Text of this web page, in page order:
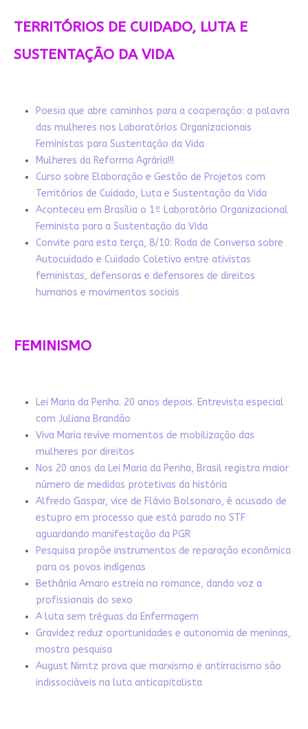
TERRITÓRIOS DE CUIDADO, LUTA E
SUSTENTAÇÃO DA VIDA
Poesia que abre caminhos para a cooperação: a palavra
das mulheres nos Laboratórios Organizacionais
Feministas para Sustentação da Vida
Mulheres da Reforma Agrária!!!
Curso sobre Elaboração e Gestão de Projetos com
Territórios de Cuidado, Luta e Sustentação da Vida
Aconteceu em Brasília o 1º Laboratório Organizacional
Feminista para a Sustentação da Vida
Convite para esta terça, 8/10: Roda de Conversa sobre
Autocuidado e Cuidado Coletivo entre ativistas
feministas, defensoras e defensores de direitos
humanos e movimentos sociais
FEMINISMO
Lei Maria da Penha. 20 anos depois. Entrevista especial
com Juliana Brandão
Viva Maria revive momentos de mobilização das
mulheres por direitos
Nos 20 anos da Lei Maria da Penha, Brasil registra maior
número de medidas protetivas da história
Alfredo Gaspar, vice de Flávio Bolsonaro, é acusado de
estupro em processo que está parado no STF
aguardando manifestação da PGR
Pesquisa propõe instrumentos de reparação econômica
para os povos indígenas
Bethânia Amaro estreia no romance, dando voz a
profissionais do sexo
A luta sem tréguas da Enfermagem
Gravidez reduz oportunidades e autonomia de meninas,
mostra pesquisa
August Nimtz prova que marxismo e antirracismo são
indissociáveis na luta anticapitalista